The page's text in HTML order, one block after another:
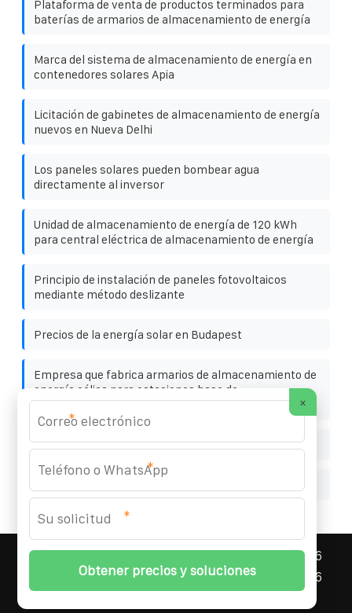
Plataforma de venta de productos terminados para
baterías de armarios de almacenamiento de energía
Marca del sistema de almacenamiento de energía en
contenedores solares Apia
Licitación de gabinetes de almacenamiento de energía
nuevos en Nueva Delhi
Los paneles solares pueden bombear agua
directamente al inversor
Unidad de almacenamiento de energía de 120 kWh
para central eléctrica de almacenamiento de energía
Principio de instalación de paneles fotovoltaicos
mediante método deslizante
Precios de la energía solar en Budapest
Empresa que fabrica armarios de almacenamiento de
energía eólica para estaciones base de
comunicaciones
Definición de almacenamiento de energía geotérmica
ASNEF ENERGY STORAGE CONTAINER
2026
Todos los derechos reservados. | Teléfono:
+34 96
×
*
*
*